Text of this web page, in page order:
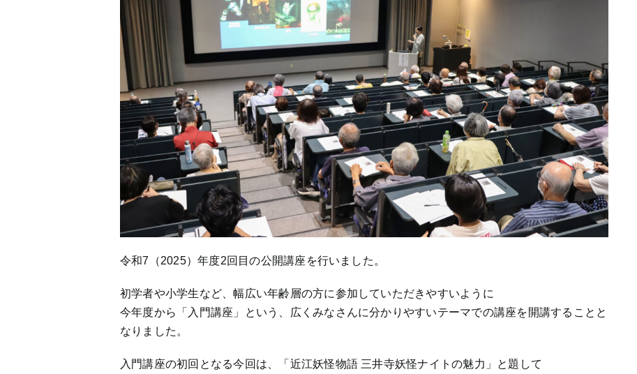
令和7（2025）年度2回目の公開講座を行いました。
初学者や小学生など、幅広い年齢層の方に参加していただきやすいように
今年度から「入門講座」という、広くみなさんに分かりやすいテーマでの講座を開講することと
なりました。
入門講座の初回となる今回は、「近江妖怪物語 三井寺妖怪ナイトの魅力」と題して